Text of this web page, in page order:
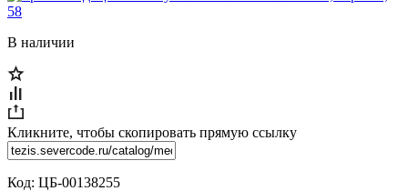
В наличии
Кликните, чтобы скопировать прямую ссылку
Код: ЦБ-00138255